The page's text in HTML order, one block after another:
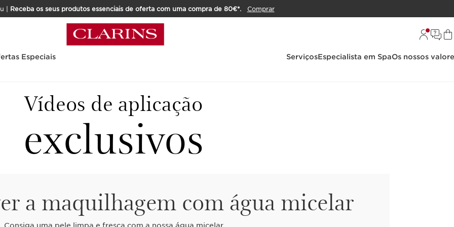
| Receba os seus produtos essenciais de oferta com uma compra de 80€*.
Comprar
Especiais ServiçosEspecialista em SpaOs nossos
Vídeos de aplicação
exclusivos
a maquilhagem com água micelar